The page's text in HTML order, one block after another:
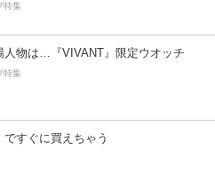
特集
人物は…『VIVANT』限定ウオッチ
特集
ですぐに買えちゃう